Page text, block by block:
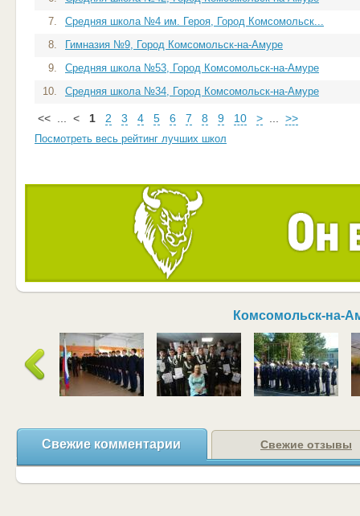
7.
Средняя школа №4 им. Героя, Город Комсомольск...
8.
Гимназия №9, Город Комсомольск-на-Амуре
9.
Средняя школа №53, Город Комсомольск-на-Амуре
10.
Средняя школа №34, Город Комсомольск-на-Амуре
<< < 1 2 3 4 5 6 7 8 9 10 > >>
Посмотреть весь рейтинг лучших школ
Комсомольск-на-
Свежие комментарии Свежие отзывы